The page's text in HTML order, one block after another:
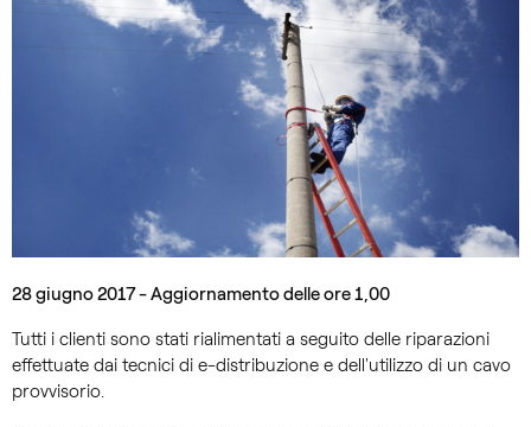
28 giugno 2017 - Aggiornamento delle ore 1,00
Tutti i clienti sono stati rialimentati a seguito delle riparazioni
effettuate dai tecnici di e-distribuzione e dell'utilizzo di un cavo
provvisorio.